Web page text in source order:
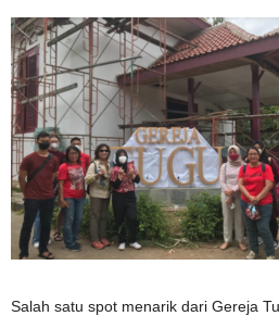
Salah satu spot menarik dari Gereja